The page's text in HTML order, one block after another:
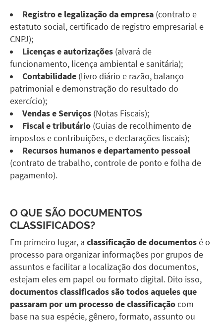
Registro e legalização da empresa(contrato e
estatuto social, certificado de registro empresarial e
CNPJ);
Licenças e autorizações(alvará de
funcionamento, licença ambiental e sanitária);
Contabilidade(livro diário e razão, balanço
patrimonial e demonstração do resultado do
exercício);
Vendas e Serviços(Notas Fiscais);
Fiscal e tributário(Guias de recolhimento de
impostos e contribuições, e declarações fiscais);
Recursos humanos e departamento pessoal
(contrato de trabalho, controle de ponto e folha de
pagamento).
O QUE SÃO DOCUMENTOS
CLASSIFICADOS?
Em primeiro lugar, a classificação de documentosé o
processo para organizar informações por grupos de
assuntos e facilitar a localização dos documentos,
estejam eles em papel ou formato digital. Dito isso,
documentos classificados são todos aqueles que
passaram por um processo de classificaçãocom
base na sua espécie, gênero, formato, assunto ou